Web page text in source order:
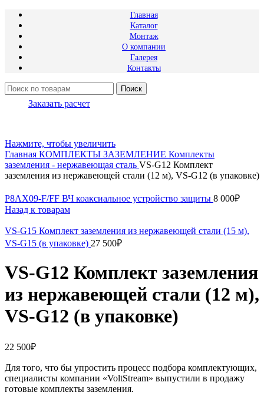
Главная
Каталог
Монтаж
О компании
Галерея
Контакты
Поиск
Заказать расчет
Нажмите, чтобы увеличить
Главная КОМПЛЕКТЫ ЗАЗЕМЛЕНИЕ Комплекты
заземления - нержавеющая сталь VS-G12 Комплект
заземления из нержавеющей стали (12 м), VS-G12 (в упаковке)
P8AX09-F/FF ВЧ коаксиальное устройство защиты 8 000₽
Назад к товарам
VS-G15 Комплект заземления из нержавеющей стали (15 м),
VS-G15 (в упаковке) 27 500₽
VS-G12 Комплект заземления
из нержавеющей стали (12 м),
VS-G12 (в упаковке)
22 500₽
Для того, что бы упростить процесс подбора комплектующих,
специалисты компании «VoltStream» выпустили в продажу
готовые комплекты заземления.